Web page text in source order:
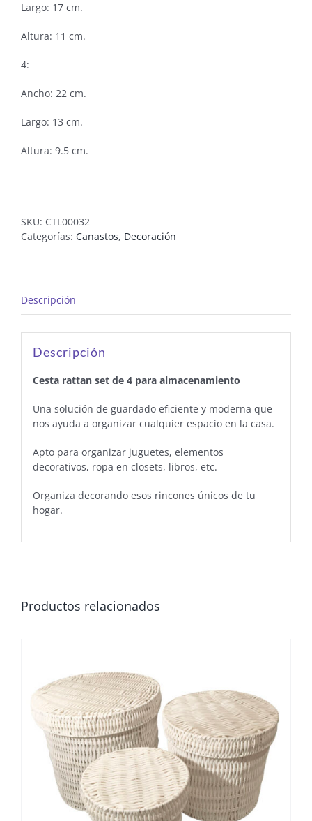
Largo: 17 cm.
Altura: 11 cm.
4:
Ancho: 22 cm.
Largo: 13 cm.
Altura: 9.5 cm.
SKU: CTL00032
Categorías: Canastos, Decoración
Descripción
Descripción
Cesta rattan set de 4 para almacenamiento
Una solución de guardado eficiente y moderna que
nos ayuda a organizar cualquier espacio en la casa.
Apto para organizar juguetes, elementos
decorativos, ropa en closets, libros, etc.
Organiza decorando esos rincones únicos de tu
hogar.
Productos relacionados